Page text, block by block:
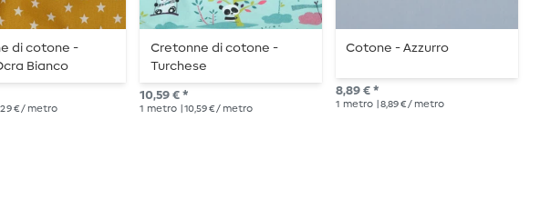
di cotone -
Bianco
€ / metro
Cretonne di cotone -
Turchese
10,59 € *
1 metro | 10,59 € / metro
Cotone - Azzurro
8,89 € *
1 metro | 8,89 € / metro